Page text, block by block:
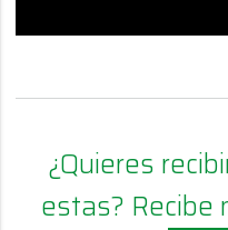
¿Quieres
estas? Recibe